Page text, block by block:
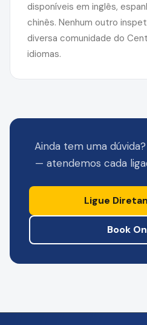
disponíveis em inglês,
chinês. Nenhum outro
diversa comunidade do
idiomas.
Ainda tem uma
— atendemos cada
Ligue
Book